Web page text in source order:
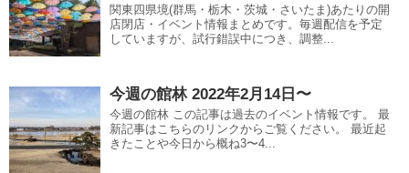
関東四県境(群馬・栃木・茨城・さいたま)あたりの開
店閉店・イベント情報まとめです。毎週配信を予定
していますが、試行錯誤中につき、調整...
今週の館林 2022年2月14日〜
今週の館林 この記事は過去のイベント情報です。 最
新記事はこちらのリンクからご覧ください。 最近起
きたことや今日から概ね3〜4...